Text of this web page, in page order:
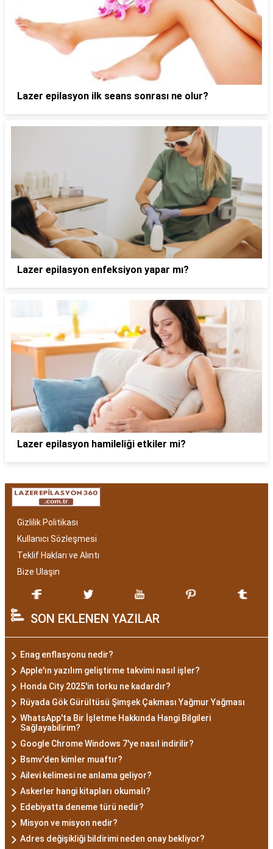
Lazer epilasyon ilk seans sonrası ne olur?
Lazer epilasyon enfeksiyon yapar mı?
Lazer epilasyon hamileliği etkiler mi?
Gizlilik Politikası
Kullanıcı Sözleşmesi
Teklif Hakları ve Alıntı
Bize Ulaşın
SON EKLENEN YAZILAR
Enag enflasyonu nedir?
Apple'ın yazılım geliştirme takvimi nasıl işler?
Honda City 2025'in torku ne kadardır?
Rüyada Gök Gürültüsü Şimşek Çakması Yağmur Yağması
WhatsApp'ta Bir İşletme Hakkında Hangi Bilgileri
Sağlayabilirim?
Google Chrome Windows 7'ye nasıl indirilir?
Bsmv'den kimler muaftır?
Ailevi kelimesi ne anlama geliyor?
Askerler hangi kitapları okumalı?
Edebiyatta deneme türü nedir?
Misyon ve misyon nedir?
Adres değişikliği bildirimi neden onay bekliyor?